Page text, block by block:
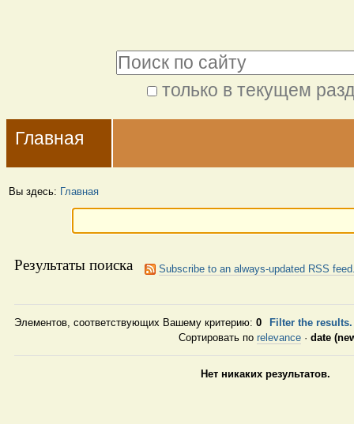
содержимому.
Перейти
навигации
только в текущем
поиск
Navigation
Главная
Вы здесь: Главная
Результаты поиска Subscribe to an always-updated RSS
Элементов, соответствующих Вашему критерию:0
Filter the
Сортировать по relevance · date
Нет никаких результатов.